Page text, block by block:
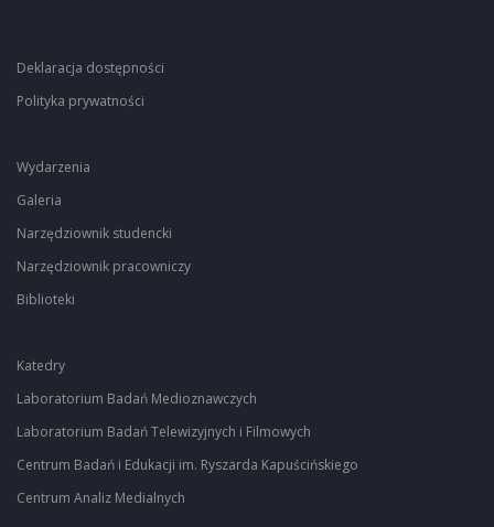
Deklaracja dostępności
Polityka prywatności
Wydarzenia
Galeria
Narzędziownik studencki
Narzędziownik pracowniczy
Biblioteki
Katedry
Laboratorium Badań Medioznawczych
Laboratorium Badań Telewizyjnych i Filmowych
Centrum Badań i Edukacji im. Ryszarda Kapuścińskiego
Centrum Analiz Medialnych